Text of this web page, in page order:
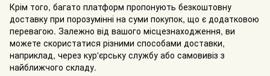
Крім того, багато платформ пропонують безкоштовну
доставку при порозумінні на суми покупок, що є додатковою
перевагою. Залежно від вашого місцезнаходження, ви
можете скористатися різними способами доставки,
наприклад, через кур'єрську службу або самовивіз з
найближчого складу.